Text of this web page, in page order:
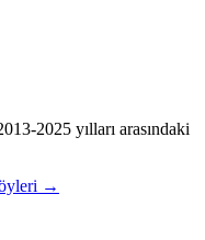
-2025 yılları arasındaki
→